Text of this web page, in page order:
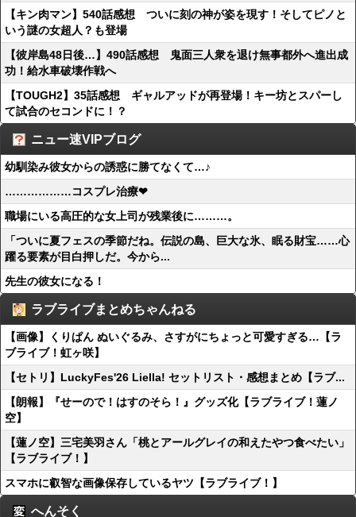
【キン肉マン】540話感想 ついに刻の神が姿を現す！そしてピノと
いう謎の女超人？も登場
【彼岸島48日後…】490話感想 鬼面三人衆を退け無事都外へ進出成
功！給水車破壊作戦へ
【TOUGH2】35話感想 ギャルアッドが再登場！キー坊とスパーし
て試合のセコンドに！？
ニュー速VIPブログ
幼馴染み彼女からの誘惑に勝てなくて…♪
………………コスプレ治療❤
職場にいる高圧的な女上司が残業後に………。
「ついに夏フェスの季節だね。伝説の島、巨大な氷、眠る財宝……心
躍る要素が目白押しだ。今から...
先生の彼女になる！
ラブライブまとめちゃんねる
【画像】くりぱん ぬいぐるみ、さすがにちょっと可愛すぎる…【ラ
ブライブ！虹ヶ咲】
【セトリ】LuckyFes'26 Liella! セットリスト・感想まとめ【ラブ...
【朗報】『せーので！はすのそら！』グッズ化【ラブライブ！蓮ノ
空】
【蓮ノ空】三宅美羽さん「桃とアールグレイの和えたやつ食べたい」
【ラブライブ！】
スマホに叡智な画像保存しているヤツ【ラブライブ！】
へんそく